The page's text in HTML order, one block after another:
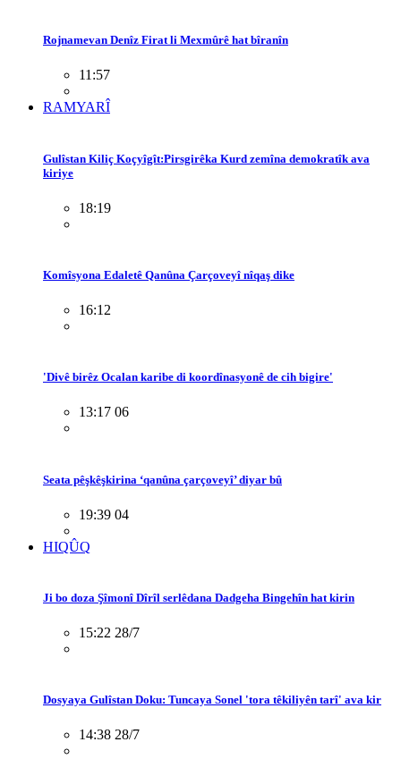
Rojnamevan Denîz Firat li Mexmûrê hat bîranîn
11:57
RAMYARÎ
Gulîstan Kiliç Koçyîgît:Pirsgirêka Kurd zemîna demokratîk ava
kiriye
18:19
Komîsyona Edaletê Qanûna Çarçoveyî nîqaş dike
16:12
'Divê birêz Ocalan karibe di koordînasyonê de cih bigire'
13:17 06
Seata pêşkêşkirina ‘qanûna çarçoveyî’ diyar bû
19:39 04
HIQÛQ
Ji bo doza Şîmonî Dîrîl serlêdana Dadgeha Bingehîn hat kirin
15:22 28/7
Dosyaya Gulîstan Doku: Tuncaya Sonel 'tora têkiliyên tarî' ava kir
14:38 28/7